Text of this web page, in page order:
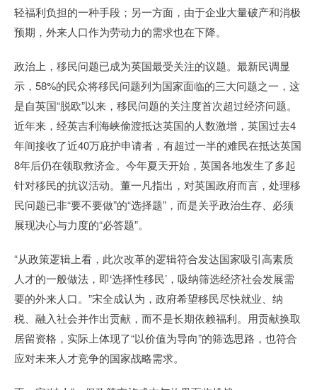
轻福利负担的一种手段；另一方面，由于企业大量破产和消极
预期，外来人口作为劳动力的需求也在下降。
政治上，移民问题已成为英国最受关注的议题。最新民调显
示，58%的民众将移民问题列为国家面临的三大问题之一，这
是自英国“脱欧”以来，移民问题的关注度首次超过经济问题。
近年来，经英吉利海峡偷渡抵达英国的人数激增，英国过去4
年间接收了近40万庇护申请者，有超过一半的难民在抵达英国
8年后仍在领取救济金。今年夏天开始，英国各地发生了多起
针对移民的抗议活动。董一凡指出，对英国政府而言，处理移
民问题已非“要不要做”的“选择题”，而是关乎政治生存、必须
展现决心与力度的“必答题”。
“从政策逻辑上看，此次改革的逻辑符合发达国家吸引高素质
人才的一般做法，即‘选择性移民’，吸纳筛选经济社会发展需
要的外来人口。”宋全成认为，政府希望移民尽快就业、纳
税、融入社会并作出贡献，而不是长期依赖福利。用贡献换取
居留资格，实际上体现了“以价值为导向”的筛选思路，也符合
应对未来人才竞争的国家战略需求。